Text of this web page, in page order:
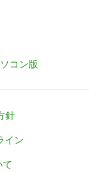
コン版
針
イン
て